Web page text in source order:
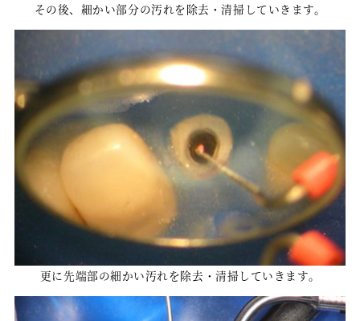
その後、細かい部分の汚れを除去・清掃していきます。
更に先端部の細かい汚れを除去・清掃していきます。